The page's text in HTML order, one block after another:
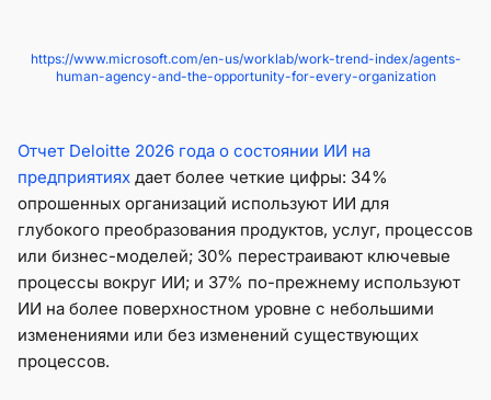
https://www.microsoft.com/en-us/worklab/work-trend-index/agents-
human-agency-and-the-opportunity-for-every-organization
Отчет Deloitte 2026 года о состоянии ИИ на
предприятиях дает более четкие цифры: 34%
опрошенных организаций используют ИИ для
глубокого преобразования продуктов, услуг, процессов
или бизнес-моделей; 30% перестраивают ключевые
процессы вокруг ИИ; и 37% по-прежнему используют
ИИ на более поверхностном уровне с небольшими
изменениями или без изменений существующих
процессов.